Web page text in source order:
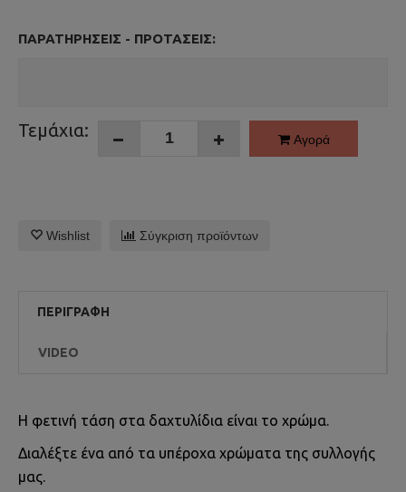
ΠΑΡΑΤΗΡΉΣΕΙΣ - ΠΡΟΤΆΣΕΙΣ:
Τεμάχια: Αγορά
Wishlist Σύγκριση προϊόντων
ΠΕΡΙΓΡΑΦΉ
VIDEO
Η φετινή τάση στα δαχτυλίδια είναι το χρώμα.
Διαλέξτε ένα από τα υπέροχα χρώματα της συλλογής
μας.